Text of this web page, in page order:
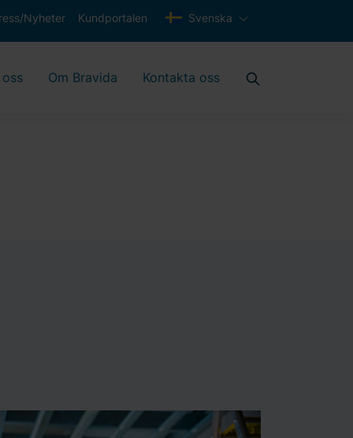
Nyheter Kundportalen Svenska
Om Bravida Kontakta oss